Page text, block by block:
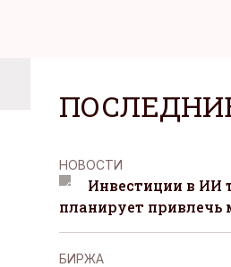
НОВОСТИ
Инвестиции в ИИ
планирует
БИРЖА